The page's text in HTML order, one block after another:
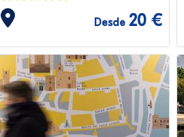
Desde 20 €